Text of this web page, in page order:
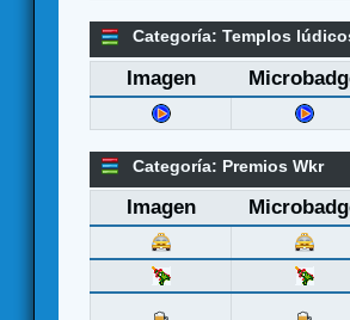
Categoría: Templos
Imagen
Categoría: Premios Wkr
Imagen